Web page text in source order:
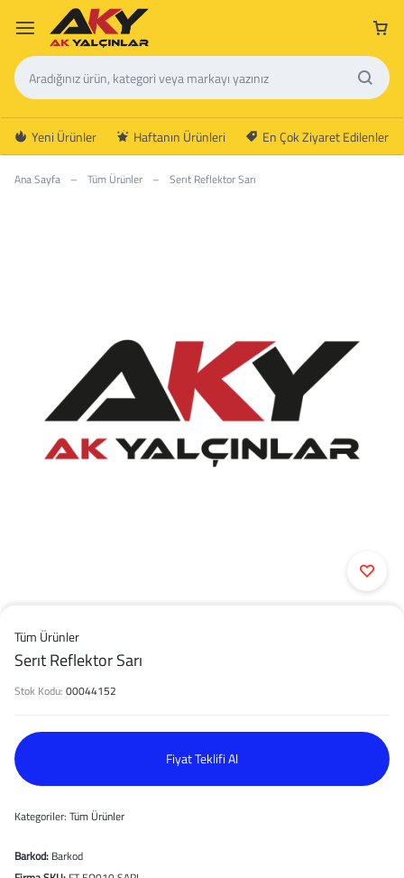
Yeni Ürünler Haftanın Ürünleri En Çok Ziyaret Edilenler
Ana Sayfa – Tüm Ürünler – Serıt Reflektor Sarı
Tüm Ürünler
Serıt Reflektor Sarı
Stok Kodu: 00044152
Fiyat Teklifi Al
Kategoriler: Tüm Ürünler
Barkod: Barkod